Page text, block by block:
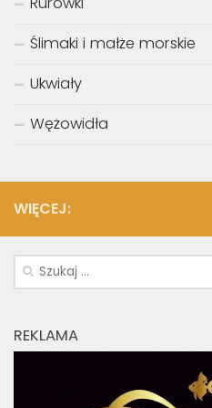
Ślimaki i małże morskie
Ukwiały
Wężowidła
WIĘCEJ:
Szukaj:
REKLAMA